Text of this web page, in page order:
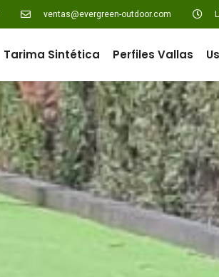
ventas@evergreen-outdoor.com
Tarima Sintética Perfiles Vallas